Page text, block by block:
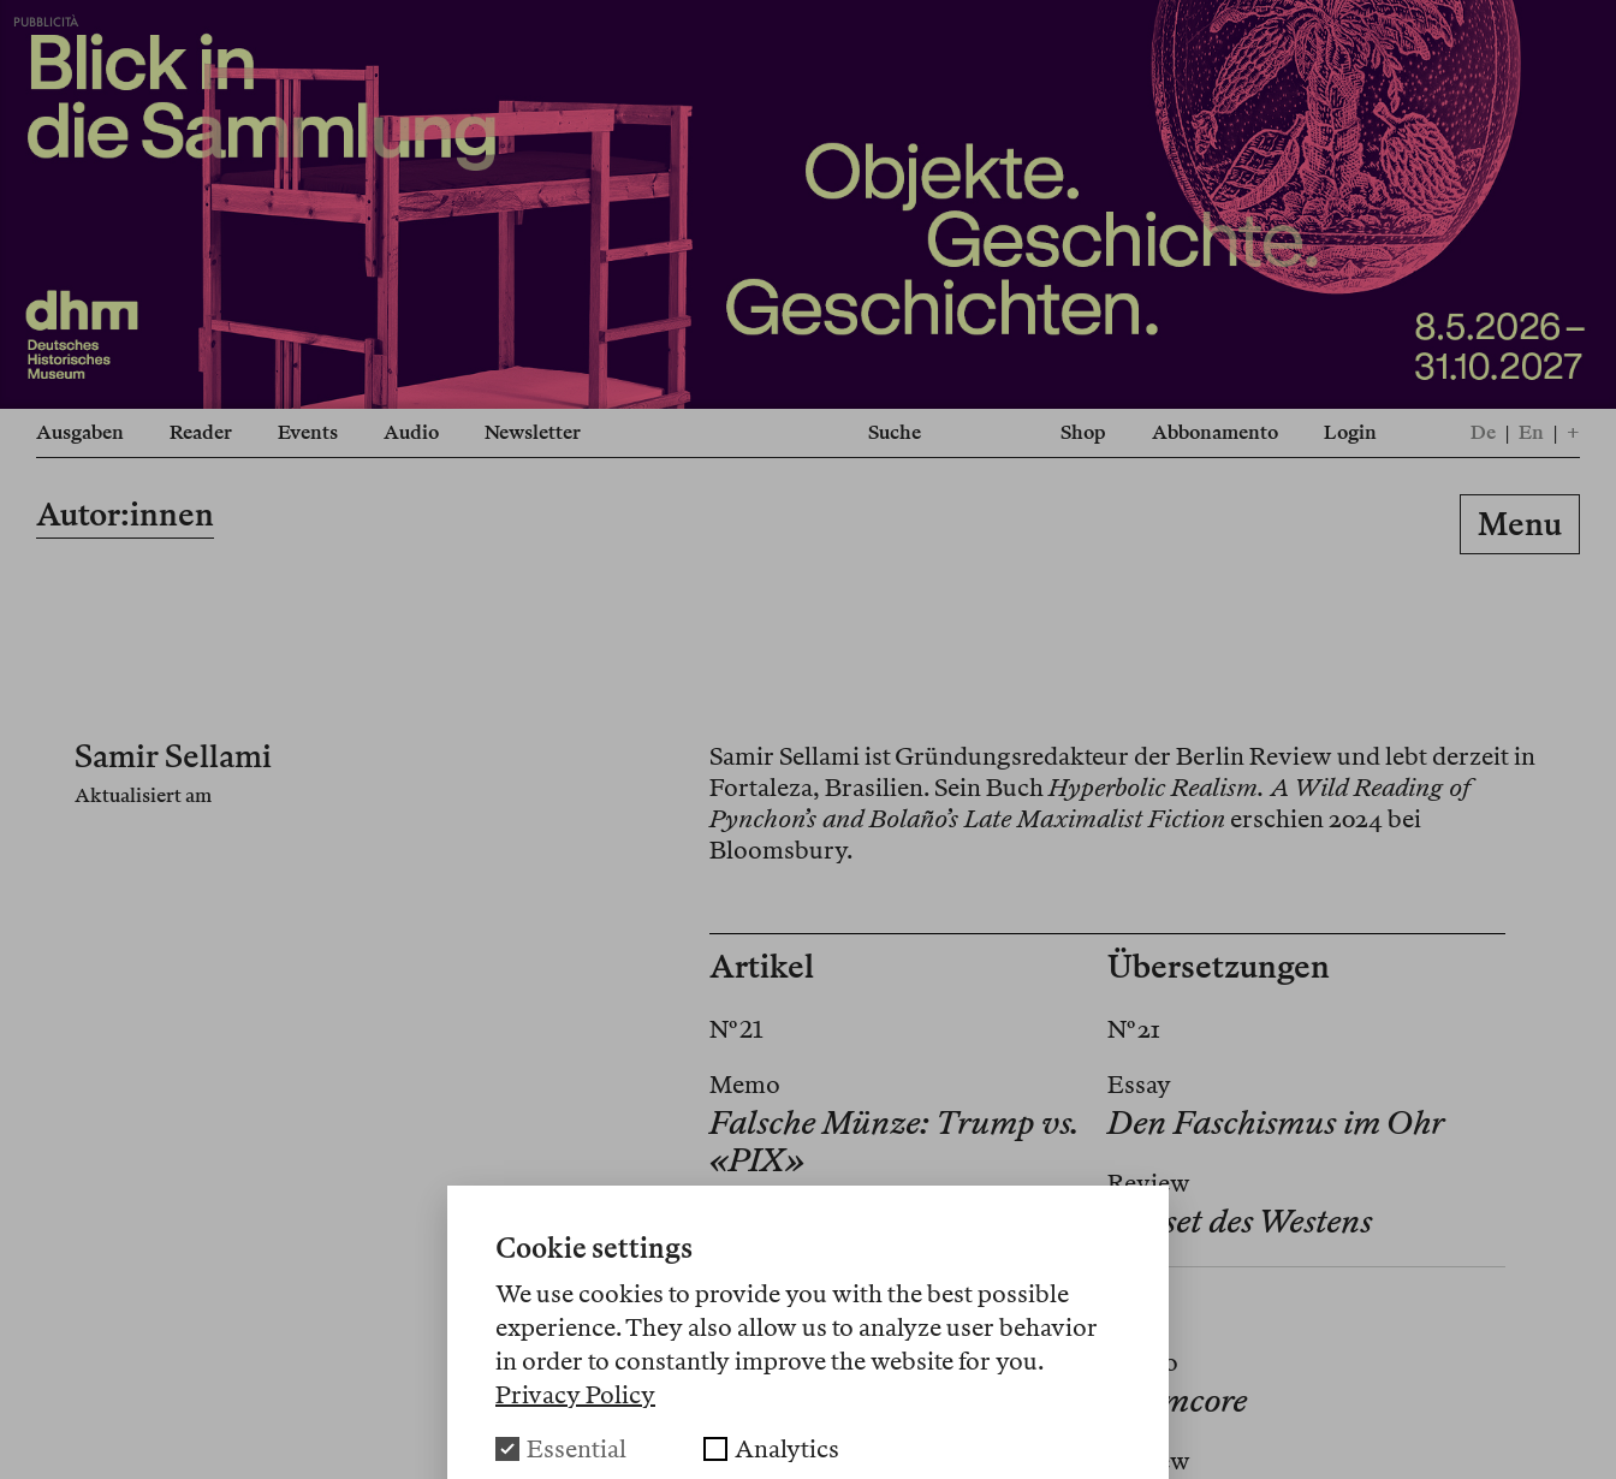
PUBBLICITÀ
Ausgaben Reader Events Audio Newsletter Suche Shop Abbonamento Login De | En | +
Autor:innen Menu
Samir Sellami
Aktualisiert am
Samir Sellami ist Gründungsredakteur der Berlin Review und lebt derzeit in
Fortaleza, Brasilien. Sein BuchHyperbolic Realism. A Wild Reading of
Pynchon’s and Bolaño’s Late Maximalist Fiction erschien 2024 bei
Bloomsbury.
Artikel
Nº 21
Memo
Falsche Münze: Trump vs.
«PIX»
Memo
Where the Light Gets In
Übersetzungen
Nº 21
Essay
Den Faschismus im Ohr
Review
Sunset des Westens
Memo
Normcore
Review
Cookie settings
We use cookies to provide you with the best possible
experience. They also allow us to analyze user behavior
in order to constantly improve the website for you.
Privacy Policy
Essential
Analytics